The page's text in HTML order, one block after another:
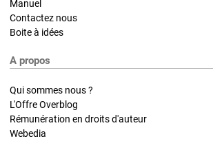
Manuel
Contactez nous
Boite à idées
A propos
Qui sommes nous ?
L'Offre Overblog
Rémunération en droits d'auteur
Webedia